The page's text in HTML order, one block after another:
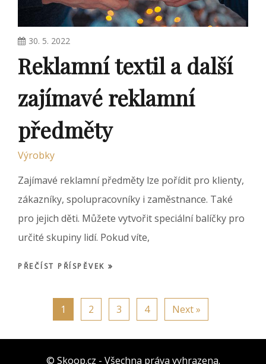
30. 5. 2022
Reklamní textil a další
zajímavé reklamní
předměty
Výrobky
Zajímavé reklamní předměty lze pořídit pro klienty,
zákazníky, spolupracovníky i zaměstnance. Také
pro jejich děti. Můžete vytvořit speciální balíčky pro
určité skupiny lidí. Pokud víte,
PŘEČÍST PŘÍSPĚVEK
1 2 3 4 Next »
© Skoop.cz - Všechna práva vyhrazena.